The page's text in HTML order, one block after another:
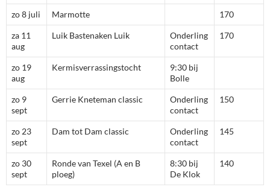
zo 8 juli Marmotte 170
za 11
aug
Luik Bastenaken Luik
Onderling
contact
170
zo 19
aug
Kermisverrassingstocht
9:30 bij
Bolle
zo 9
sept
Gerrie Kneteman classic
Onderling
contact
150
zo 23
sept
Dam tot Dam classic
Onderling
contact
145
zo 30
sept
Ronde van Texel (A en B
ploeg)
8:30 bij
De Klok
140